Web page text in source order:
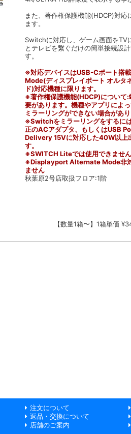
また、著作権保護機能(HDCP)対
ます。
Switchに対応し、ゲーム画面をTV
とテレビを繋ぐだけの簡単接続設
す。
※対応デバイスはUSB-Cポート
Mode(ディスプレイポート オルタ
ド)対応機種に限ります。
※著作権保護機能(HDCP)について
要があります。機種やアプリによ
ミラーリングができない場合があり
※Switchをミラーリングをするに
正のACアダプタ、もしくはUSB
Delivery 15Vに対応した40W以上
す。
※SWITCH Liteでは使用できません
※Displayport Alternate Mode非
ません
秋葉原2号店取扱フロア:1階
【数量1箱〜】1箱単価
注文について
返品・交換について
店舗のご案内